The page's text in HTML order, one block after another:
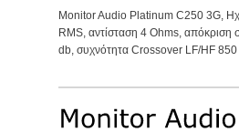
Monitor Audio Platinum C250 3G,
RMS, αντίσταση 4 Ohms, απόκριση
db, συχνότητα Crossover LF/HF